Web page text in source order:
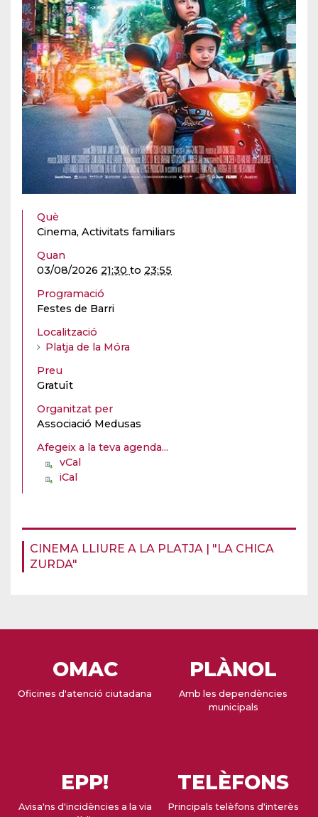
CINEMA LLIURE A LA PLATJA | "LA CHICA
ZURDA"
Què
Cinema, Activitats familiars
Quan
03/08/2026 21:30 to 23:55
Programació
Festes de Barri
Localització
Platja de la Móra
Preu
Gratuït
Organitzat per
Associació Medusas
Afegeix a la teva agenda...
vCal
iCal
OMAC
Oficines d'atenció ciutadana
PLÀNOL
Amb les dependències
municipals
EPP!
Avisa'ns d'incidències a la via
TELÈFONS
Principals telèfons d'interès